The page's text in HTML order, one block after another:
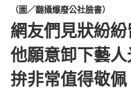
（圖／翻攝爆廢公社臉書）
網友們見狀紛
他願意卸下藝人
拚非常值得敬佩